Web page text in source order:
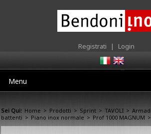
Registrati | Login
Menu
Sei Qui: Home > Prodotti > Sprint > TAVOLI >
battenti > Piano inox normale > Prof 1000 MAGNUM